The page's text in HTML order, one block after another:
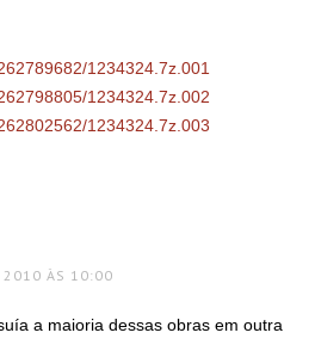
1234324.7z.001
1234324.7z.002
1234324.7z.003
2010 ÀS 10:00
a maioria dessas obras em outra